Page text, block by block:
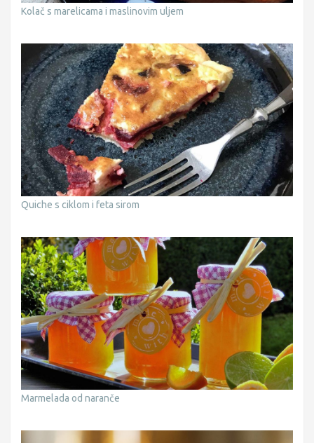
Kolač s marelicama i maslinovim uljem
Quiche s ciklom i feta sirom
Marmelada od naranče